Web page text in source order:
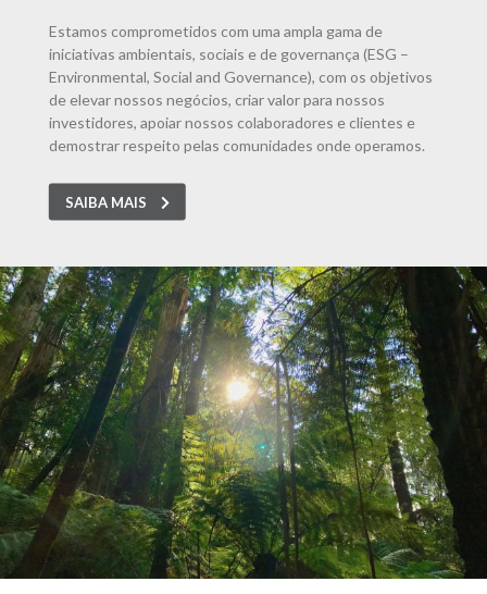
Estamos comprometidos com uma ampla gama de
iniciativas ambientais, sociais e de governança (ESG –
Environmental, Social and Governance), com os objetivos
de elevar nossos negócios, criar valor para nossos
investidores, apoiar nossos colaboradores e clientes e
demostrar respeito pelas comunidades onde operamos.
SAIBA MAIS